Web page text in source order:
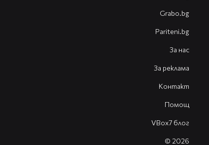
Grabo.bg
Pariteni.bg
За нас
За реклама
Контакт
Помощ
VBox7 блог
© 2026